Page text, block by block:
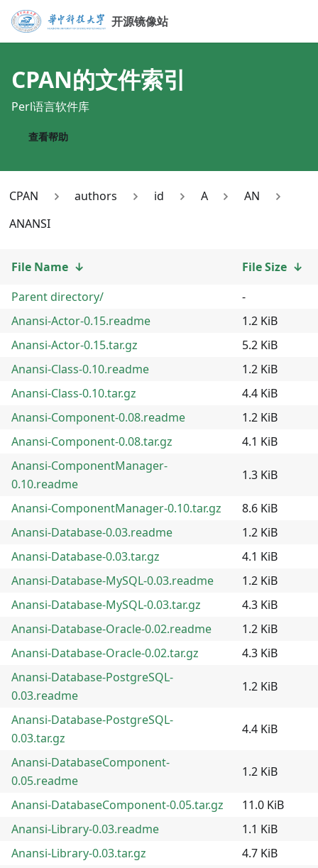
开源镜像站
CPAN的文件索引
Perl语言软件库
查看帮助
CPAN authors id A
AN
ANANSI
File Name ↓ File Size ↓
Parent directory/
-
Anansi-Actor-0.15.readme
1.2 KiB
Anansi-Actor-0.15.tar.gz
5.2 KiB
Anansi-Class-0.10.readme
1.2 KiB
Anansi-Class-0.10.tar.gz
4.4 KiB
Anansi-Component-0.08.readme
1.2 KiB
Anansi-Component-0.08.tar.gz
4.1 KiB
Anansi-ComponentManager-
0.10.readme
1.3 KiB
Anansi-ComponentManager-0.10.tar.gz
8.6 KiB
Anansi-Database-0.03.readme
1.2 KiB
Anansi-Database-0.03.tar.gz
4.1 KiB
Anansi-Database-MySQL-0.03.readme
1.2 KiB
Anansi-Database-MySQL-0.03.tar.gz
4.3 KiB
Anansi-Database-Oracle-0.02.readme
1.2 KiB
Anansi-Database-Oracle-0.02.tar.gz
4.3 KiB
Anansi-Database-PostgreSQL-
0.03.readme
1.2 KiB
Anansi-Database-PostgreSQL-
0.03.tar.gz
4.4 KiB
Anansi-DatabaseComponent-
0.05.readme
1.2 KiB
Anansi-DatabaseComponent-0.05.tar.gz
11.0 KiB
Anansi-Library-0.03.readme
1.1 KiB
Anansi-Library-0.03.tar.gz
4.7 KiB